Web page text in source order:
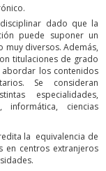
dado que la
puede suponer un
diversos. Además,
titulaciones de grado
abordar los contenidos
Se consideran
especialidades,
informática, ciencias
la equivalencia de
en centros extranjeros